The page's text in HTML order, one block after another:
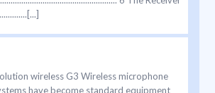
wireless G3 Wireless microphone
have become standard equipment